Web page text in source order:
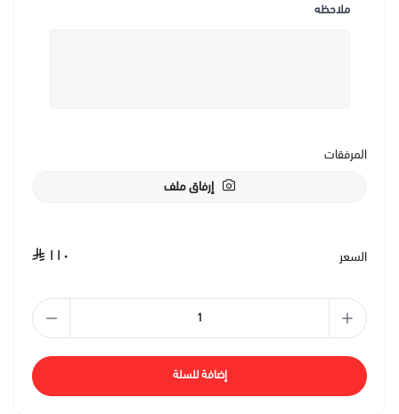
ملاحظه
المرفقات
إرفاق ملف
السعر ١١٠
إضافة للسلة